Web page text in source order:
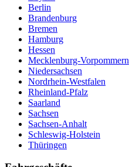
Berlin
Brandenburg
Bremen
Hamburg
Hessen
Mecklenburg-Vorpommern
Niedersachsen
Nordrhein-Westfalen
Rheinland-Pfalz
Saarland
Sachsen
Sachsen-Anhalt
Schleswig-Holstein
Thüringen